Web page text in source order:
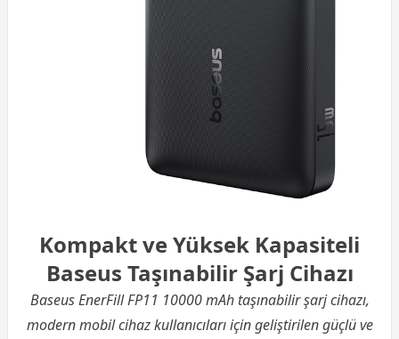
Kompakt ve Yüksek Kapasiteli
Baseus Taşınabilir Şarj Cihazı
Baseus EnerFill FP11 10000 mAh taşınabilir şarj cihazı,
modern mobil cihaz kullanıcıları için geliştirilen güçlü ve